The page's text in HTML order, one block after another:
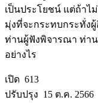
เป็นประโยชน์ แต่ถ้าไ
มุ่งที่จะกระทบกระทั่ง
ท่านผู้ฟังพิจารณา ท่า
อย่างไร
เปิด 613
ปรับปรุง 15 ต.ค. 2566